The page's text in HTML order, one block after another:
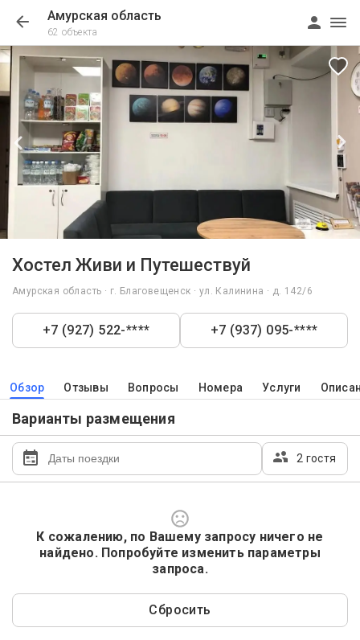
Амурская область
62 объекта
Хостел Живи и Путешествуй
Амурская область · г. Благовещенск · ул. Калинина · д. 142/6
+7 (927) 522-**** +7 (937) 095-****
Обзор Отзывы Вопросы Номера Услуги
Варианты размещения
2 гостя
К сожалению, по Вашему запросу ничего не
найдено. Попробуйте изменить параметры
запроса.
Сбросить